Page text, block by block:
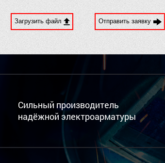
Загрузить файл Отправить заявку
Сильный производитель
надёжной электроарматуры